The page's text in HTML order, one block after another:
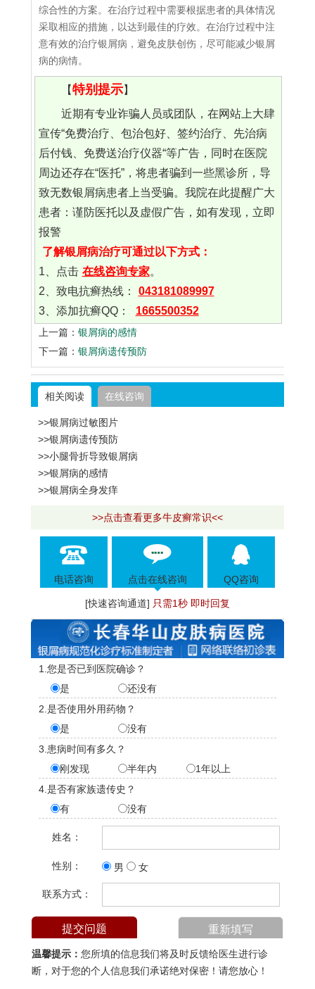
综合性的方案。在治疗过程中需要根据患者的具体情况
采取相应的措施，以达到最佳的疗效。在治疗过程中注
意有效的治疗银屑病，避免皮肤创伤，尽可能减少银屑
病的病情。
【特别提示】
近期有专业诈骗人员或团队，在网站上大肆
宣传“免费治疗、包治包好、签约治疗、先治病
后付钱、免费送治疗仪器“等广告，同时在医院
周边还存在“医托”，将患者骗到一些黑诊所，导
致无数银屑病患者上当受骗。我院在此提醒广大
患者：谨防医托以及虚假广告，如有发现，立即
报警
了解银屑病治疗可通过以下方式：
1、点击 在线咨询专家。
2、致电抗癣热线：
043181089997
3、添加抗癣QQ：
1665500352
上一篇： 银屑病的感情
下一篇： 银屑病遗传预防
相关阅读 在线咨询
>>银屑病过敏图片
>>银屑病遗传预防
>>小腿骨折导致银屑病
>>银屑病的感情
>>银屑病全身发痒
>>点击查看更多牛皮癣常识<<
电话咨询 点击在线咨询 QQ咨询
[快速咨询通道] 只需1秒 即时回复
1.您是否已到医院确诊？
是
还没有
2.是否使用外用药物？
是
没有
3.患病时间有多久？
刚发现
半年内
1年以上
4.是否有家族遗传史？
有
没有
姓名：
性别： 男 女
联系方式：
温馨提示： 您所填的信息我们将及时反馈给医生进行诊
断，对于您的个人信息我们承诺绝对保密！请您放心！